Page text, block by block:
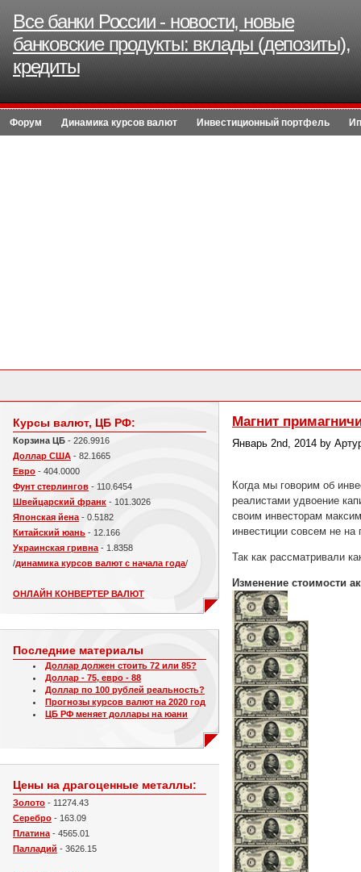
Все банки России - новости, новые
банковские продукты: вклады (депозиты),
кредиты
Форум Динамика курсов валют Инвестиционный портфель
Курсы валют, ЦБ РФ:
Корзина ЦБ - 226.9916
Доллар США - 82.1665
Евро - 404.0000
Фунт стерлингов - 110.6454
Швейцарский франк - 101.3026
Японская йена - 0.5182
Китайский юань - 12.166
Украинская гривна - 1.8358
/динамика курсов валют с начала года/
ОНЛАЙН КОНВЕРТЕР ВАЛЮТ
Последние материалы
Доллар должен стоить 72 или 85?
Доллар - 75, евро - 88
Доллар по 100 рублей реальность?
Прогнозы курсов валют на 2020 год
ЦБ РФ меняет доллары на юани
Цены на драгоценные металлы:
Золото - 11274.43
Серебро - 163.09
Платина - 4565.01
Палладий - 3626.15
Магнит
Январь 2nd, 2014 by
Когда мы говорим об
реалистами удвоение
своим инвесторам
инвестиции совсем не на
Так как рассматривали
Изменение стоимости